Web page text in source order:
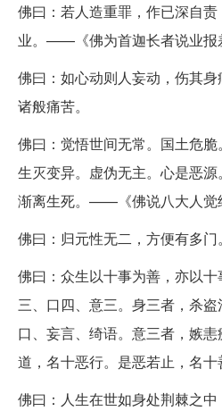
佛曰：若人造重罪，作已深自
业。——《佛为首迦长者说业报
佛曰：如心动则人妄动，伤其
诸般痛苦。
佛曰：觉悟世间无常。国土危脆
生灭变异。虚伪无主。心是恶源
渐离生死。——《佛说八大人觉
佛曰：归元性无二，方便有多
佛曰：众生以十事为善，亦以
三、口四、意三。身三者，杀
口、妄言、绮语。意三者，嫉
道，名十恶行。是恶若止，名十
佛曰：人生在世如身处荆棘之